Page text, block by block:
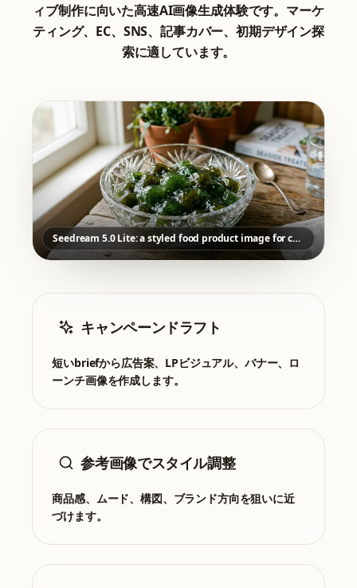
ィブ制作に向いた高速AI画像生成体験です。マーケ
ティング、EC、SNS、記事カバー、初期デザイン探
索に適しています。
Seedream 5.0 Lite: a styled food product image for commercial content
キャンペーンドラフト
短いbriefから広告案、LPビジュアル、バナー、ロ
ーンチ画像を作成します。
参考画像でスタイル調整
商品感、ムード、構図、ブランド方向を狙いに近
づけます。